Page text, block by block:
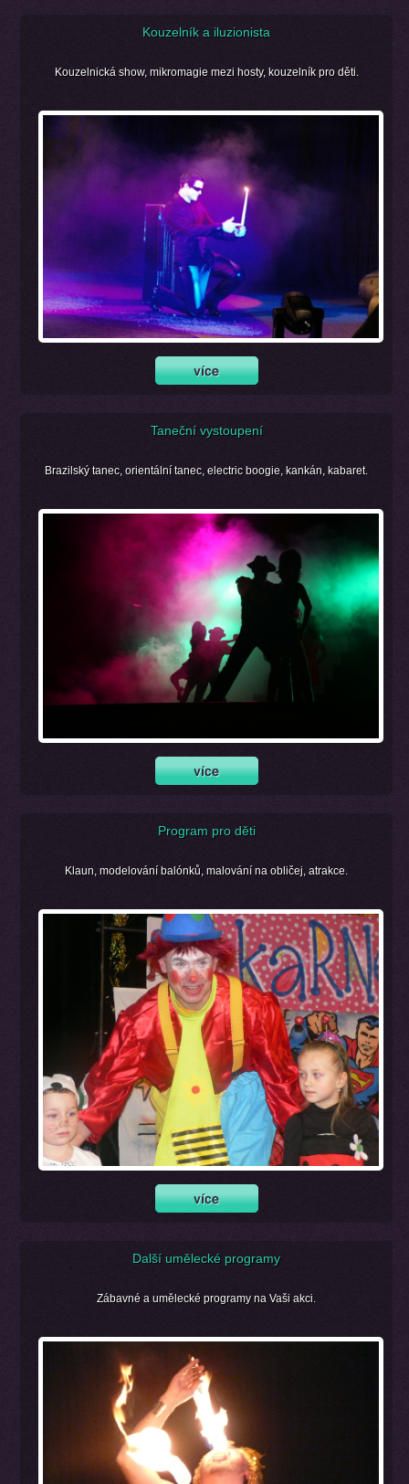
Kouzelník a iluzionista
Kouzelnická show, mikromagie mezi hosty, kouzelník pro děti.
Taneční vystoupení
Brazilský tanec, orientální tanec, electric boogie, kankán, kabaret.
Program pro děti
Klaun, modelování balónků, malování na obličej, atrakce.
Další umělecké programy
Zábavné a umělecké programy na Vaši akci.